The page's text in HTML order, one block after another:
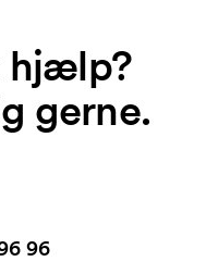
hjælp?
gerne.
96